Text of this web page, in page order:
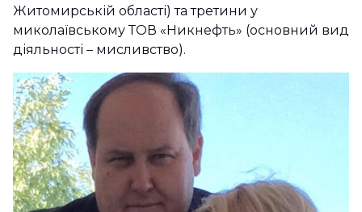
Житомирській області) та третини у
миколаївському ТОВ «Никнефть» (основний вид
діяльності – мисливство).